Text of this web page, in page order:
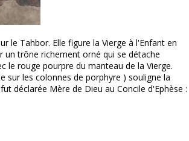
le Tahbor. Elle figure la Vierge à l'Enfant en
un trône richement orné qui se détache
le rouge pourpre du manteau de la Vierge.
sur les colonnes de porphyre ) souligne la
déclarée Mère de Dieu au Concile d'Ephèse :